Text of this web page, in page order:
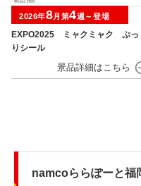
EXPO2025 ミャクミャク ぷっ
りシール
2026年8月第4週～登場
namcoららぽーと福